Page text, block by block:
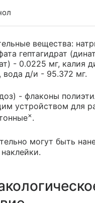
вещества:
гептагидрат
- 0.0225 мг, калия
вода д/и - 95.372 мг.
- флаконы
устройством для
×.
могут быть